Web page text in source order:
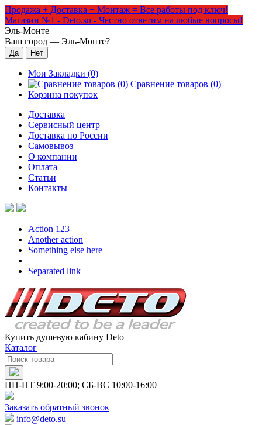
Продажа + Доставка + Монтаж = Все работы под ключ!
Магазин №1 - Deto.su - Честно ответим на любые вопросы!
Эль-Монте
Ваш город — Эль-Монте?
Мои Закладки (0)
Сравнение товаров (0)
Корзина покупок
Доставка
Сервисный центр
Доставка по России
Самовывоз
О компании
Оплата
Статьи
Контакты
Action 123
Another action
Something else here
Separated link
Купить душевую кабину Deto
Каталог
ПН-ПТ 9:00-20:00; СБ-ВС 10:00-16:00
Заказать обратный звонок
info@deto.su